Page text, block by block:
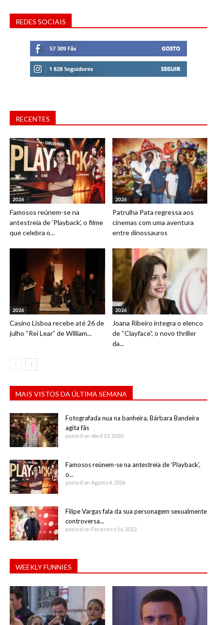
REDES SOCIAIS
RECENTES
2026
Famosos reúnem-se na
antestreia de ‘Playback’, o filme
que celebra o...
2026
Patrulha Pata regressa aos
cinemas com uma aventura
entre dinossauros
2026
Casino Lisboa recebe até 26 de
julho “Rei Lear” de William...
2026
Joana Ribeiro integra o elenco
de “Clayface”, o novo thriller
da...
MAIS VISTOS DA ÚLTIMA SEMANA
Fotografada nua na banheira, Bárbara Bandeira
agita fãs
posted on Abril 15, 2020
Famosos reúnem-se na antestreia de ‘Playback’,
o...
posted on Agosto 4, 2026
Filipe Vargas fala da sua personagem sexualmente
controversa...
posted on Fevereiro 16, 2022
WEEKLY FUNNIES